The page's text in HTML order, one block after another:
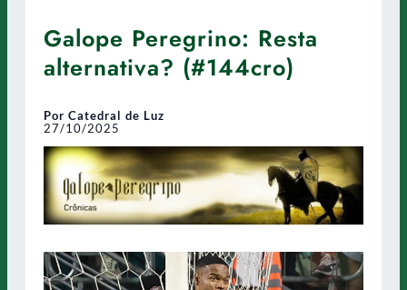
Galope Peregrino: Resta
alternativa? (#144cro)
Por Catedral de Luz
27/10/2025